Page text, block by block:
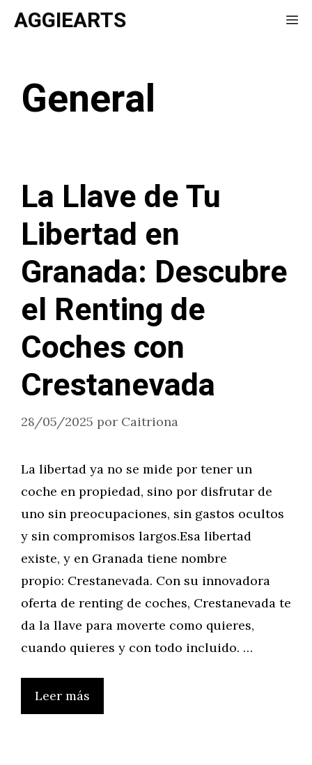
Saltar
AGGIEARTS
General
La Llave de Tu
Libertad en
Granada: Descubre
el Renting de
Coches con
Crestanevada
28/05/2025 por Caitriona
La libertad ya no se mide por tener un
coche en propiedad, sino por disfrutar de
uno sin preocupaciones, sin gastos ocultos
y sin compromisos largos.Esa libertad
existe, y en Granada tiene nombre
propio: Crestanevada. Con su innovadora
oferta de renting de coches, Crestanevada te
da la llave para moverte como quieres,
cuando quieres y con todo incluido. …
Leer más